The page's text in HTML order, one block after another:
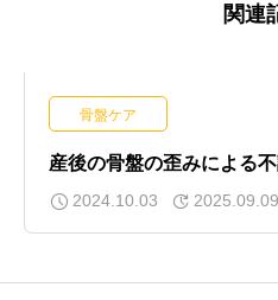
関連
骨盤ケア
産後の骨盤の歪みによる
2024.10.03 2025.09.09